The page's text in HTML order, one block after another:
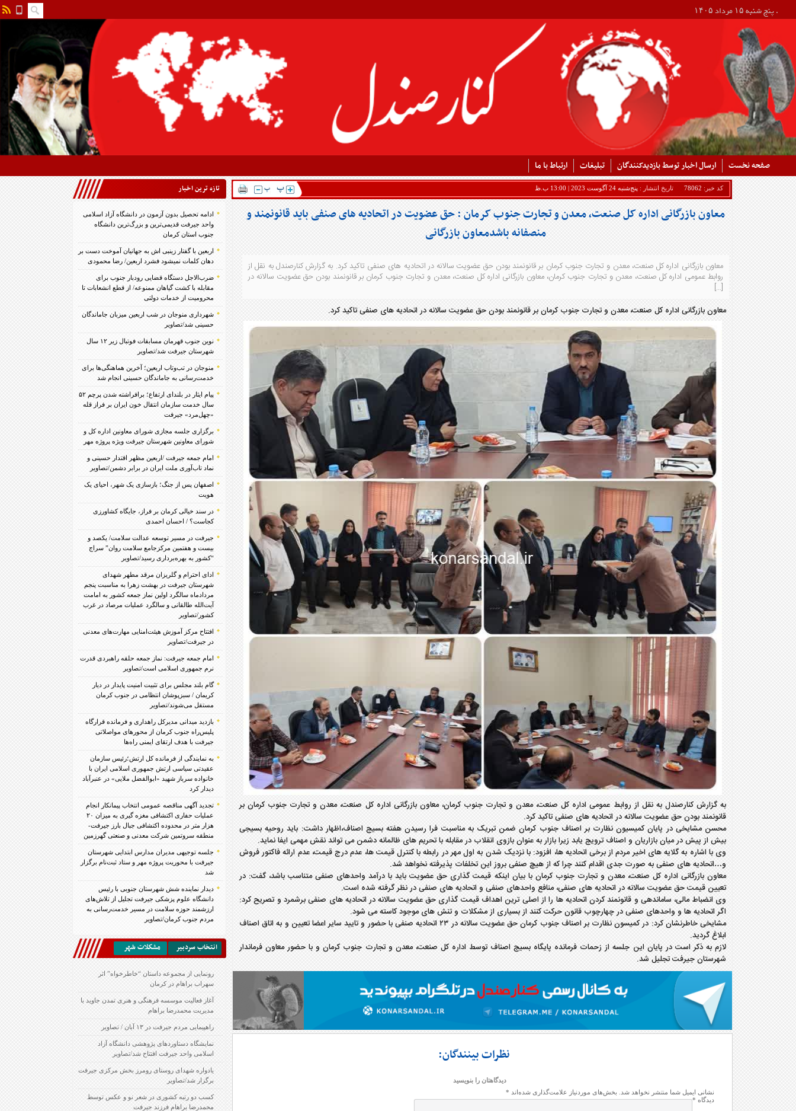
. پنج شنبه ۱۵ مرداد ۱۴۰۵
صفحه نخست ارسال اخبار توسط بازدیدکنندگان تبلیغات ارتباط با ما
کد خبر: تاریخ انتشار : پنج‌شنبه 24 آگوست 2023 | 13:00 ب.ظ
معاون بازرگانی اداره کل صنعت، معدن و تجارت جنوب کرمان : حق عضویت در اتحادیه های صنفی باید قانونمند و
منصفانه باشدمعاون بازرگانی
معاون بازرگانی اداره کل صنعت، معدن و تجارت جنوب کرمان بر قانونمند بودن حق عضویت سالانه در اتحادیه های صنفی تاکید کرد. به گزارش کنارصندل به نقل از
روابط عمومی اداره کل صنعت، معدن و تجارت جنوب کرمان، معاون بازرگانی اداره کل صنعت، معدن و تجارت جنوب کرمان بر قانونمند بودن حق عضویت سالانه در
[…]
معاون بازرگانی اداره کل صنعت، معدن و تجارت جنوب کرمان بر قانونمند بودن حق عضویت سالانه در اتحادیه های صنفی تاکید کرد.
به گزارش کنارصندل به نقل از روابط عمومی اداره کل صنعت، معدن و تجارت جنوب کرمان، معاون بازرگانی اداره کل صنعت، معدن و تجارت جنوب کرمان بر
قانونمند بودن حق عضویت سالانه در اتحادیه های صنفی تاکید کرد.
محسن مشایخی در پایان کمیسیون نظارت بر اصناف جنوب کرمان ضمن تبریک به مناسبت فرا رسیدن هفته بسیج اصناف،اظهار داشت: باید روحیه بسیجی
بیش از پیش در میان بازاریان و اصناف ترویج یابد زیرا بازار به عنوان بازوی انقلاب در مقابله با تحریم های ظالمانه دشمن می تواند نقش مهمی ایفا نماید.
وی با اشاره به گلایه های اخیر مردم از برخی اتحادیه ها، افزود: با نزدیک شدن به اول مهر در رابطه با کنترل قیمت ها، عدم درج قیمت، عدم ارائه فاکتور فروش
و…اتحادیه های صنفی به صورت جدی اقدام کنند چرا که از هیچ صنفی بروز این تخلفات پذیرفته نخواهد شد.
معاون بازرگانی اداره کل صنعت، معدن و تجارت جنوب کرمان با بیان اینکه قیمت گذاری حق عضویت باید با درآمد واحدهای صنفی متناسب باشد، گفت: در
تعیین قیمت حق عضویت سالانه در اتحادیه های صنفی، منافع واحدهای صنفی و اتحادیه های صنفی در نظر گرفته شده است.
وی انضباط مالی، ساماندهی و قانونمند کردن اتحادیه ها را از اصلی ترین اهداف قیمت گذاری حق عضویت سالانه در اتحادیه های صنفی برشمرد و تصریح کرد:
اگر اتحادیه ها و واحدهای صنفی در چهارچوب قانون حرکت کنند از بسیاری از مشکلات و تنش های موجود کاسته می شود.
مشایخی خاطرنشان کرد: در کمیسون نظارت بر اصناف جنوب کرمان حق عضویت سالانه در ۲۳ اتحادیه صنفی با حضور و تایید سایر اعضا تعیین و به اتاق اصناف
ابلاغ گردید.
لازم به ذکر است در پایان این جلسه از زحمات فرمانده پایگاه بسیج اصناف توسط اداره کل صنعت، معدن و تجارت جنوب کرمان و با حضور معاون فرماندار
شهرستان جیرفت تجلیل شد.
نظرات بینندگان:
دیدگاهتان را بنویسید
نشانی ایمیل شما منتشر نخواهد شد.
بخش‌های موردنیاز علامت‌گذاری شده‌اند *
دیدگاه *
تازه ترين اخبار
ادامه تحصیل بدون آزمون در دانشگاه آزاد اسلامی
واحد جیرفت قدیمی‌ترین و بزرگ‌ترین دانشگاه
جنوب استان کرمان
اربعین با گفتار زینبی اش به جهانیان آموخت دست بر
دهان کلمات نمیشود فشرد اربعین/ رضا محمودی
ضرب‌الاجل دستگاه قضایی رودبار جنوب برای
مقابله با کشت گیاهان ممنوعه/ از قطع انشعابات تا
محرومیت از خدمات دولتی
شهرداری منوجان در شب اربعین میزبان جاماندگان
حسینی شد/تصاویر
نوین جنوب قهرمان مسابقات فوتبال زیر ۱۲ سال
شهرستان جیرفت شد/تصاویر
منوجان در تب‌وتاب اربعین؛ آخرین هماهنگی‌ها برای
خدمت‌رسانی به جاماندگان حسینی انجام شد
پیام ایثار در بلندای ارتفاع؛ برافراشته شدن پرچم ۵۲
سال خدمت سازمان انتقال خون ایران بر فراز قله
«چهل‌مرد» جیرفت
برگزاری جلسه مجازی شورای معاونین اداره کل و
شورای معاونین شهرستان جیرفت ویژه پروژه مهر
امام جمعه جیرفت /اربعین مظهر اقتدار حسینی و
نماد تاب‌آوری ملت ایران در برابر دشمن/تصاویر
اصفهان پس از جنگ؛ بازسازی یک شهر، احیای یک
هویت
در سند خیالی کرمان بر فراز، جایگاه کشاورزی
کجاست؟ / احسان احمدی
جیرفت در مسیر توسعه عدالت سلامت/ یکصد و
بیست و هفتمین مرکزجامع سلامت روان” سراج
“کشور به بهره‌برداری رسید/تصاویر
ادای احترام و گلریزان مرقد مطهر شهدای
شهرستان جیرفت در بهشت زهرا به مناسبت پنجم
مردادماه سالگرد اولین نماز جمعه کشور به امامت
آیت‌الله طالقانی و سالگرد عملیات مرصاد در غرب
کشور/تصاویر
افتتاح مرکز آموزش هیئت‌امنایی مهارت‌های معدنی
در جیرفت/تصاویر
امام جمعه جیرفت: نماز جمعه حلقه راهبردی قدرت
نرم جمهوری اسلامی است/تصاویر
گام بلند مجلس برای تثبیت امنیت پایدار در دیار
کریمان / سبزپوشان انتظامی در جنوب کرمان
مستقل می‌شوند/تصاویر
بازدید میدانی مدیرکل راهداری و فرمانده قرارگاه
پلیس‌راه جنوب کرمان از محورهای مواصلاتی
جیرفت با هدف ارتقای ایمنی راه‌ها
به نمایندگی از فرمانده کل ارتش؛رئیس سازمان
عقیدتی سیاسی ارتش جمهوری اسلامی ایران با
خانواده سرباز شهید «ابوالفضل ملایی» در عنبرآباد
دیدار کرد
تجدید آگهی مناقصه عمومی انتخاب پیمانکار انجام
عملیات حفاری اکتشافی مغزه گیری به میزان ۲۰
هزار متر در محدوده اکتشافی جبال بارز جیرفت-
منطقه سروتمین شرکت معدنی و صنعتی گهرزمین
جلسه توجیهی مدیران مدارس ابتدایی شهرستان
جیرفت با محوریت پروژه مهر و ستاد ثبت‌نام برگزار
شد
دیدار نماینده شش شهرستان جنوبی با رئیس
دانشگاه علوم پزشکی جیرفت تجلیل از تلاش‌های
ارزشمند حوزه سلامت در مسیر خدمت‌رسانی به
مردم جنوب کرمان/تصاویر
انتخاب سردبير مشكلات شهر
رونمایی از مجموعه داستان “خاطرخواه” اثر
سهراب براهام در کرمان
آغاز فعالیت موسسه فرهنگی و هنری تمدن جاوید با
مدیریت محمدرضا براهام
راهپیمایی مردم جیرفت در ۱۳ آبان / تصاویر
نمایشگاه دستاوردهای پژوهشی دانشگاه آزاد
اسلامی واحد جیرفت افتتاح شد/تصاویر
یادواره شهدای روستای رومرز بخش مرکزی جیرفت
برگزار شد/تصاویر
کسب دو رتبه کشوری در شعر نو و عکس توسط
محمدرضا براهام فرزند جیرفت